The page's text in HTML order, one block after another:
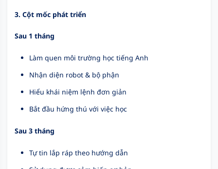
3. Cột mốc phát triển
Sau 1 tháng
Làm quen môi trường học tiếng Anh
Nhận diện robot & bộ phận
Hiểu khái niệm lệnh đơn giản
Bắt đầu hứng thú với việc học
Sau 3 tháng
Tự tin lắp ráp theo hướng dẫn